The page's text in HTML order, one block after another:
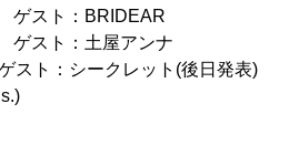
ト：BRIDEAR
ト：土屋アンナ
スト：シークレット(後日発表)